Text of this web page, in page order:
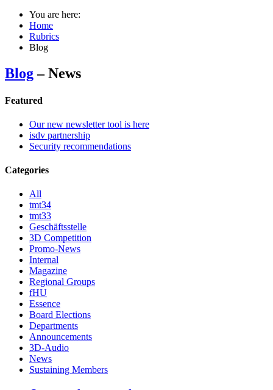
You are here:
Home
Rubrics
Blog
Blog– News
Featured
Our new newsletter tool is here
isdv partnership
Security recommendations
Categories
All
tmt34
tmt33
Geschäftsstelle
3D Competition
Promo-News
Internal
Magazine
Regional Groups
fHU
Essence
Board Elections
Departments
Announcements
3D-Audio
News
Sustaining Members